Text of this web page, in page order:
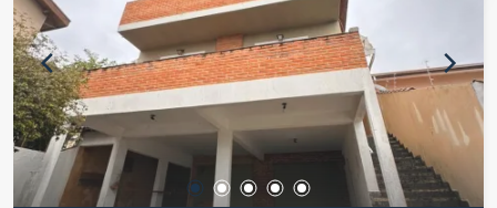
confraternizações Ambientes bem iluminados e
ventilados Localizada no bairro Jardim Nova
Esperança, em Jacareí, a residência está próxima
a comércios, escolas, supermercados e conta
com fácil acesso às principais vias da cidade.
Uma excelente opção para quem deseja morar
com conforto ou investir em um imóvel com
ótimo potencial de valorização. Agende sua visita